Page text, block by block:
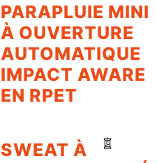
PARAPLUIE MINI
À OUVERTURE
AUTOMATIQUE
IMPACT AWARE
EN RPET
SWEAT À